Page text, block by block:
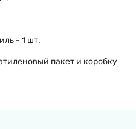
- 1 шт.
пакет и коробку